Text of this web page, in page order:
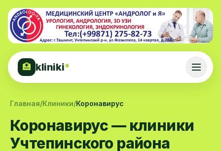
🏥 kliniki*
Главная/Клиники/Коронавирус
Коронавирус — клиники
Учтепинского района